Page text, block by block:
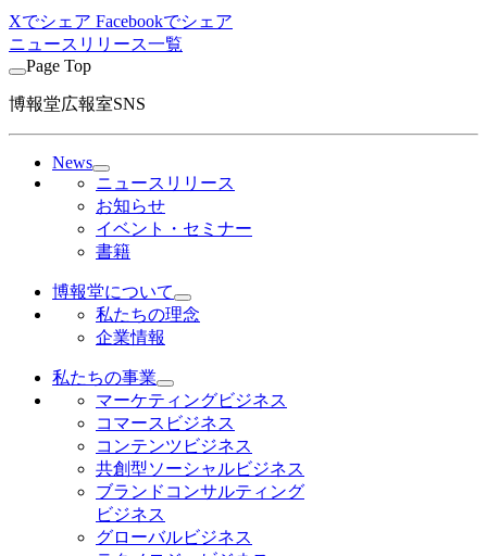
Xでシェア Facebookでシェア
ニュースリリース一覧
Page Top
博報堂広報室SNS
News
ニュースリリース
お知らせ
イベント・セミナー
書籍
博報堂について
私たちの理念
企業情報
私たちの事業
マーケティングビジネス
コマースビジネス
コンテンツビジネス
共創型ソーシャルビジネス
ブランドコンサルティング
ビジネス
グローバルビジネス